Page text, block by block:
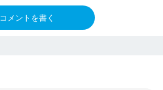
コメントを書く